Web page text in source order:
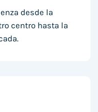
desde la
centro hasta la